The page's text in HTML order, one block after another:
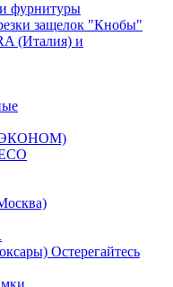
фурнитуры
защелок "Кнобы"
(Италия) и
(ЭКОНОМ)
Остерегайтесь